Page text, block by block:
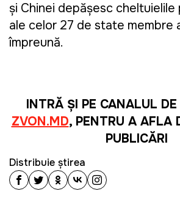
și Chinei depășesc
ale celor 27 de state membre
împreună.
INTRĂ ȘI PE CANALUL
ZVON.MD, PENTRU A AFLA
PUBLICĂRI
Distribuie știrea